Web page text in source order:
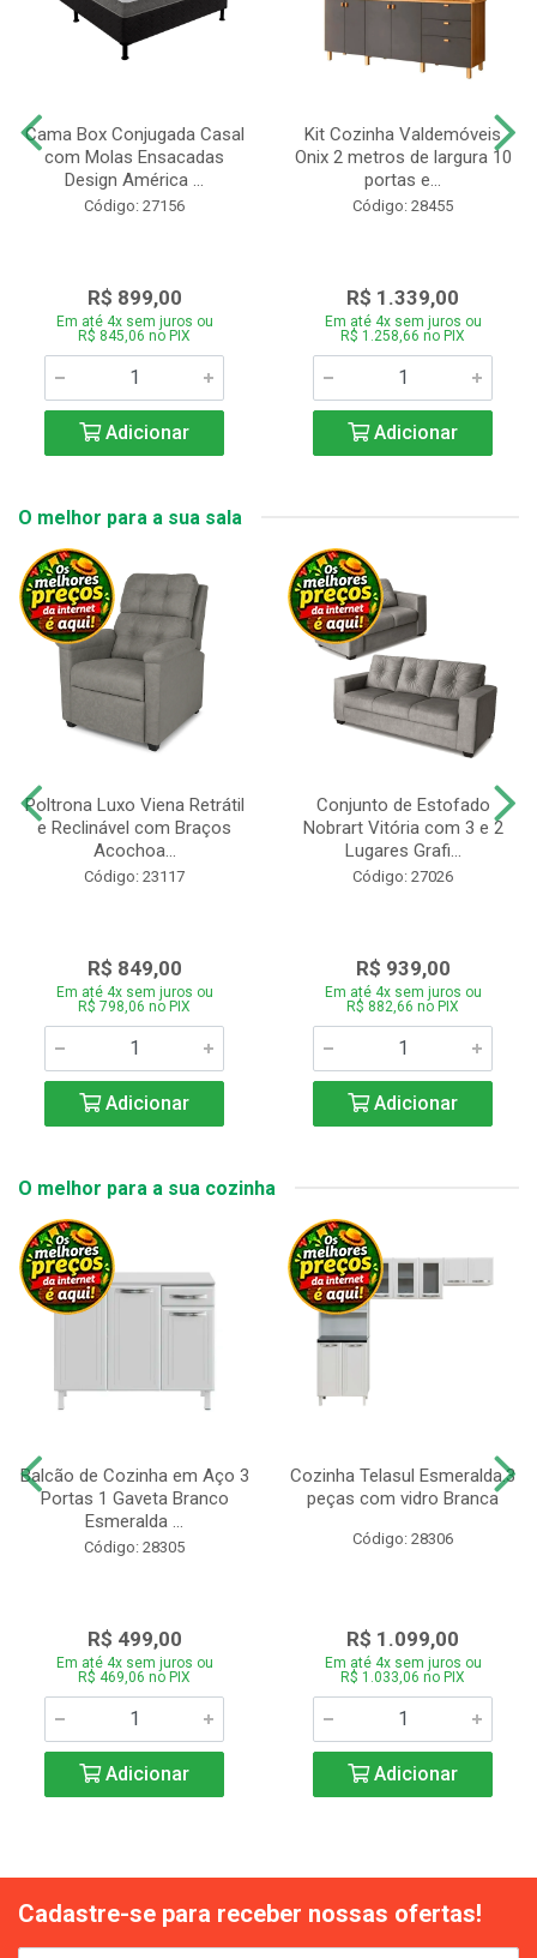
Cama Box Conjugada Casal
com Molas Ensacadas
Design América ...
Código: 27156
R$ 899,00
Em até 4x sem juros ou
R$ 845,06 no PIX
Adicionar
Kit Cozinha Valdemóveis
Onix 2 metros de largura 10
portas e...
Código: 28455
R$ 1.339,00
Em até 4x sem juros ou
R$ 1.258,66 no PIX
Adicionar
O melhor para a sua sala
Poltrona Luxo Viena Retrátil
e Reclinável com Braços
Acochoa...
Código: 23117
R$ 849,00
Em até 4x sem juros ou
R$ 798,06 no PIX
Adicionar
Conjunto de Estofado
Nobrart Vitória com 3 e 2
Lugares Grafi...
Código: 27026
R$ 939,00
Em até 4x sem juros ou
R$ 882,66 no PIX
Adicionar
O melhor para a sua cozinha
Balcão de Cozinha em Aço 3
Portas 1 Gaveta Branco
Esmeralda ...
Código: 28305
R$ 499,00
Em até 4x sem juros ou
R$ 469,06 no PIX
Adicionar
Cozinha Telasul Esmeralda.3
peças com vidro Branca
Código: 28306
R$ 1.099,00
Em até 4x sem juros ou
R$ 1.033,06 no PIX
Adicionar
Cadastre-se para receber nossas ofertas!